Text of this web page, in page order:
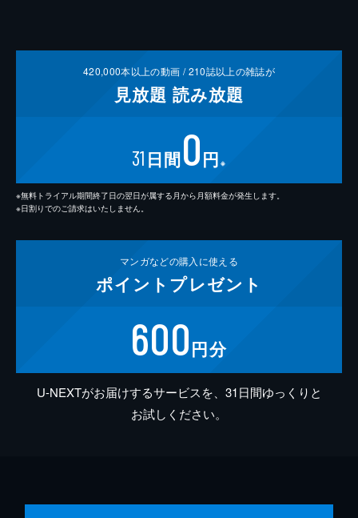
420,000本以上の動画 /210誌以上の雑誌が
見放題 読み放題
31 日間0円 ※
※無料トライアル期間終了日の翌日が属する月から月額料金が発生します。
※日割りでのご請求はいたしません。
マンガなどの購入に使える
ポイント プレゼント
600円分
U-NEXTがお届けするサービスを、31日間ゆっくりと
お試しください。